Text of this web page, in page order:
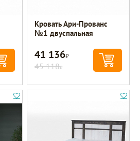
Кровать Ари-Прованс
№1 двуспальная
41 136Р
45 118Р